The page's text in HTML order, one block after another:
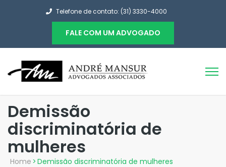
Telefone de contato: (31) 3330-4000
FALE COM UM ADVOGADO
Demissão
discriminatória de
mulheres
Home > Demissão discriminatória de mulheres